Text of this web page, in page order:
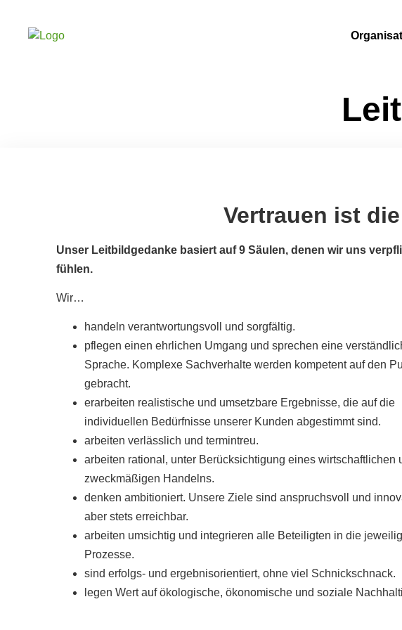
Vertrauen ist
Unser Leitbildgedanke basiert auf 9 Säulen, denen wir uns
fühlen.
Wir…
handeln verantwortungsvoll und sorgfältig.
pflegen einen ehrlichen Umgang und sprechen eine
Sprache. Komplexe Sachverhalte werden kompetent auf den
gebracht.
erarbeiten realistische und umsetzbare Ergebnisse, die auf die
individuellen Bedürfnisse unserer Kunden abgestimmt sind.
arbeiten verlässlich und termintreu.
arbeiten rational, unter Berücksichtigung eines wirtschaftlichen
zweckmäßigen Handelns.
denken ambitioniert. Unsere Ziele sind anspruchsvoll und
aber stets erreichbar.
arbeiten umsichtig und integrieren alle Beteiligten in die
Prozesse.
sind erfolgs- und ergebnisorientiert, ohne viel Schnickschnack.
legen Wert auf ökologische, ökonomische und soziale